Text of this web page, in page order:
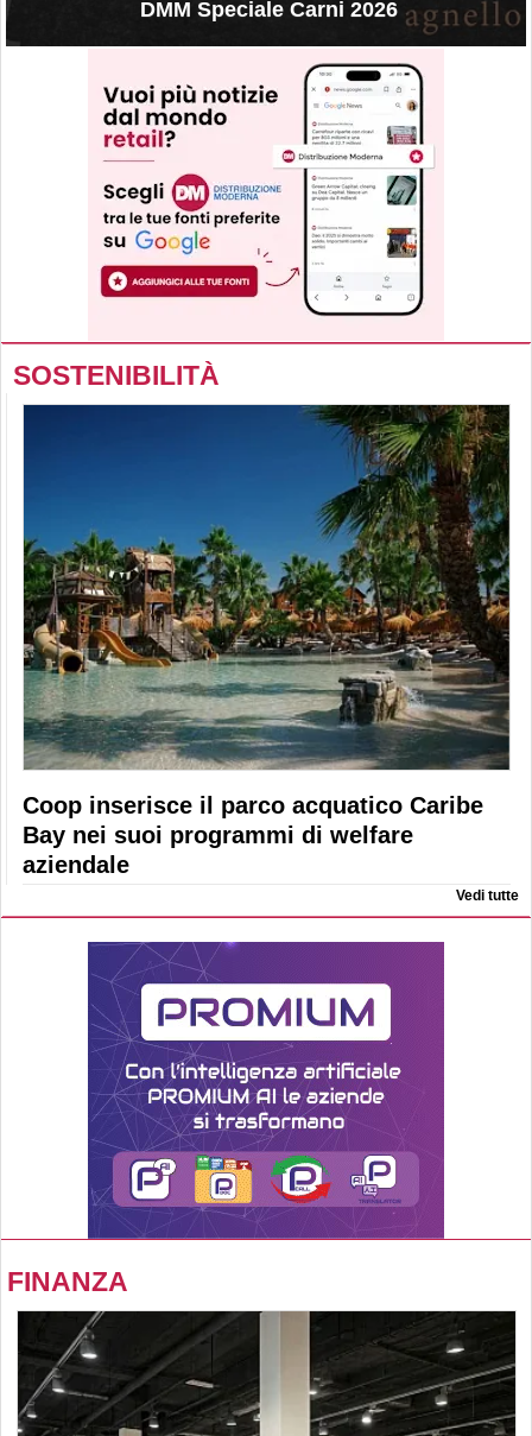
DMM Speciale Carni 2026
SOSTENIBILITÀ
Coop inserisce il parco acquatico Caribe
Bay nei suoi programmi di welfare
aziendale
Vedi tutte
FINANZA